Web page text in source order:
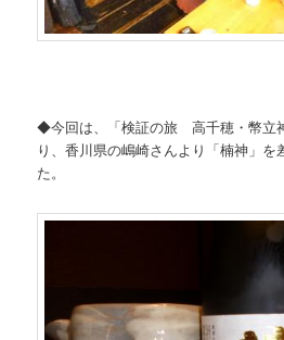
◆今回は、「検証の旅 高千穂・幣立
り、香川県の嶋崎さんより「楠神」を
た。